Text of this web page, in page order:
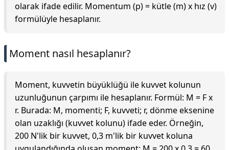
olarak ifade edilir. Momentum (p) = kütle (m) x hız (v)
formülüyle hesaplanır.
Moment nasıl hesaplanır?
Moment, kuvvetin büyüklüğü ile kuvvet kolunun
uzunluğunun çarpımı ile hesaplanır. Formül: M = F x
r. Burada: M, momenti; F, kuvveti; r, dönme eksenine
olan uzaklığı (kuvvet kolunu) ifade eder. Örneğin,
200 N'lik bir kuvvet, 0,3 m'lik bir kuvvet koluna